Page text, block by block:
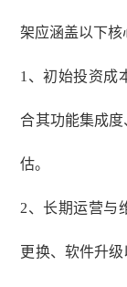
架应涵盖以下核
1、初始投资成
合其功能集成
估。
2、长期运营与
更换、软件升